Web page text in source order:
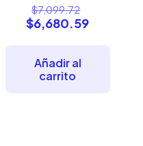
$7,099.72
precio
original
$6,680.59El
Añadir al
carrito